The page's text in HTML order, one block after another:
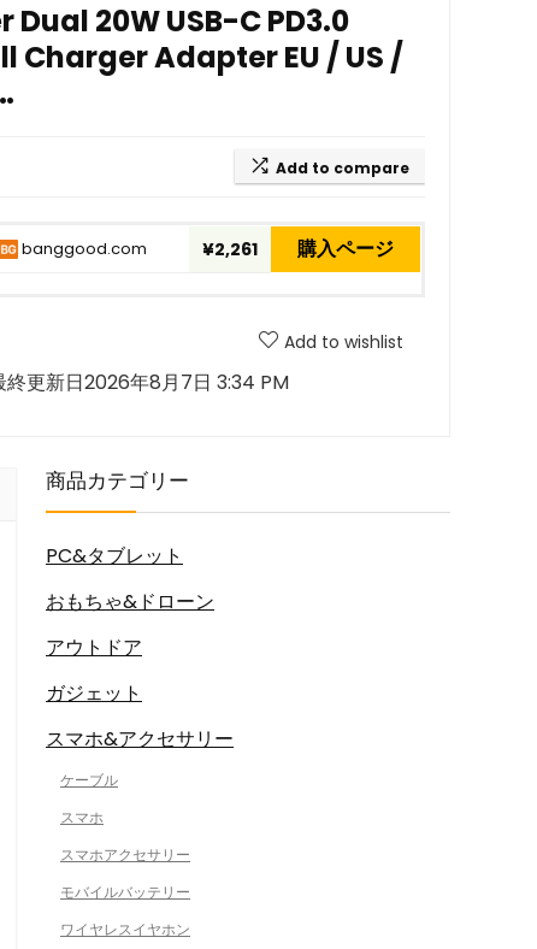
Dual 20W USB-C PD3.0
Charger Adapter EU / US /
Add to compare
banggood.com ¥2,261 購入ページ
Add to wishlist
終更新日2026年8月7日 3:34 PM
商品カテゴリー
PC&タブレット
おもちゃ&ドローン
アウトドア
ガジェット
スマホ&アクセサリー
ケーブル
スマホ
スマホアクセサリー
モバイルバッテリー
ワイヤレスイヤホン